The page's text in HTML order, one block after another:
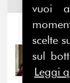
31/
il
vuoi
scelte
sul
Leggi